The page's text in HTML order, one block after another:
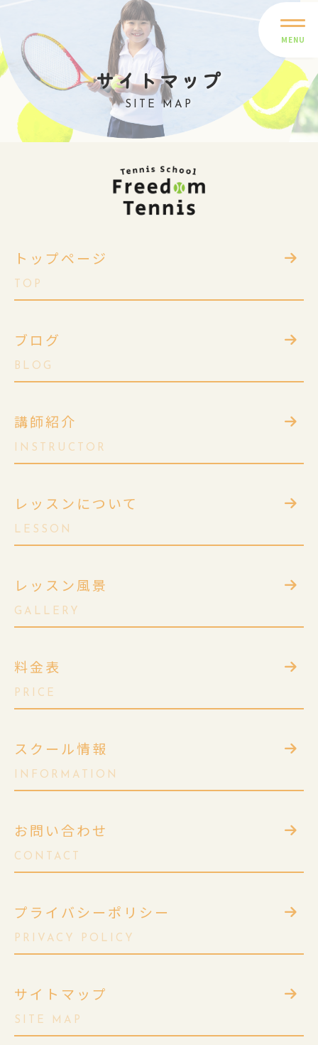
MENU
サイトマップ
SITE MAP
トップページ
TOP
ブログ
BLOG
講師紹介
INSTRUCTOR
レッスンについて
LESSON
レッスン風景
GALLERY
料金表
PRICE
スクール情報
INFORMATION
お問い合わせ
CONTACT
プライバシーポリシー
PRIVACY POLICY
サイトマップ
SITE MAP